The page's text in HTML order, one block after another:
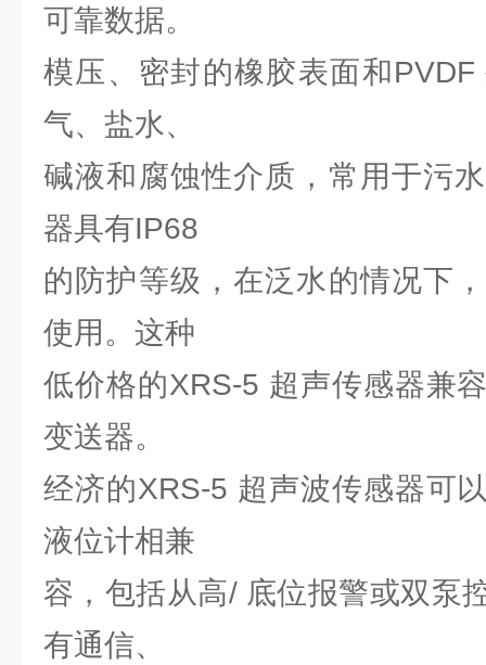
可靠数据。
模压、密封的橡胶表面和
气、盐水、
碱液和腐蚀性介质，常用于污
器具有IP68
的防护等级，在泛水的情况下
使用。这种
低价格的XRS-5 超声传感器兼
变送器。
经济的XRS-5 超声波传感器可
液位计相兼
容，包括从高/ 底位报警或双泵
有通信、